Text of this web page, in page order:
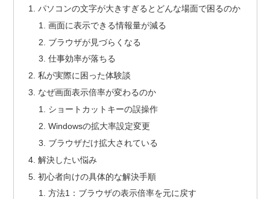
パソコンの文字が大きすぎるとどんな場面で困るのか
画面に表示できる情報量が減る
ブラウザが見づらくなる
仕事効率が落ちる
私が実際に困った体験談
なぜ画面表示倍率が変わるのか
ショートカットキーの誤操作
Windowsの拡大率設定変更
ブラウザだけ拡大されている
解決したい悩み
初心者向けの具体的な解決手順
方法1：ブラウザの表示倍率を元に戻す